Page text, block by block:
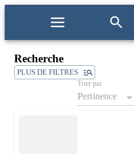
Recherche
PLUS DE FILTRES
Trier par
Pertinence